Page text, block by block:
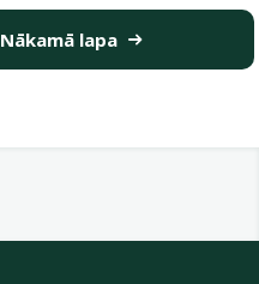
Nākamā lapa